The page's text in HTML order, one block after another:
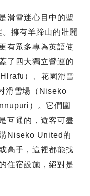
滑雪迷心目中的聖
擁有羊蹄山的壯麗
有眾多專為英語使
了四大獨立營運的
）、花園滑雪
滑雪場（Niseko
）。它們圍
互通的，遊客可盡
Niseko United的
高手，這裡都能找
住宿設施，絕對是